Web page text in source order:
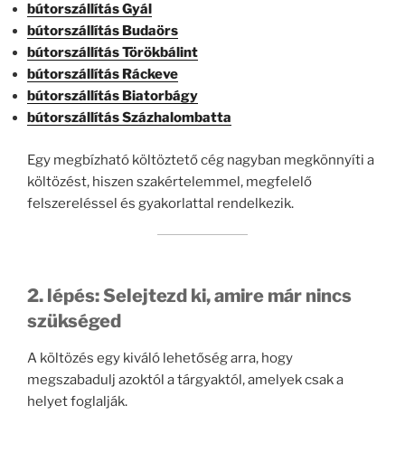
bútorszállítás Gyál
bútorszállítás Budaörs
bútorszállítás Törökbálint
bútorszállítás Ráckeve
bútorszállítás Biatorbágy
bútorszállítás Százhalombatta
Egy megbízható költöztető cég nagyban megkönnyíti a
költözést, hiszen szakértelemmel, megfelelő
felszereléssel és gyakorlattal rendelkezik.
2. lépés: Selejtezd ki, amire már nincs
szükséged
A költözés egy kiváló lehetőség arra, hogy
megszabadulj azoktól a tárgyaktól, amelyek csak a
helyet foglalják.